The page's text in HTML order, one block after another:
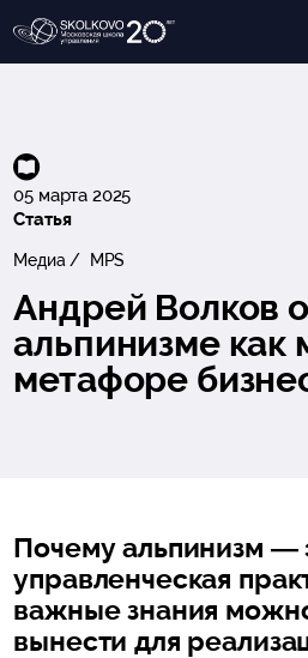
05 марта 2025
Статья
Медиа MPS
Андрей Волков
альпинизме как
метафоре
Почему альпинизм —
управленческая
важные знания
вынести для